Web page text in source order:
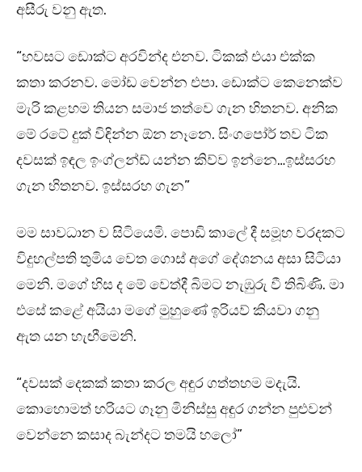
අසීරු වනු ඇත.
“හවසට ඩොක්ට අරවින්ද එනව. ටිකක් එයා එක්ක
කතා කරනව. මෝඩ වෙන්න එපා. ඩොක්ට කෙනෙක්ව
මැරි කළහම තියන සමාජ තත්වෙ ගැන හිතනව. අනික
මේ රටේ දුක් විඳින්න ඕන නෑනෙ. සිංගපෝර් තව ටික
දවසක් ඉඳල ඉංග්ලන්ඩ් යන්න කිව්ව ඉන්නෙ…ඉස්සරහ
ගැන හිතනව. ඉස්සරහ ගැන”
මම සාවධාන ව සිටියෙමි. පොඩි කාලේ දී සමූහ වරදකට
විදුහල්පති තුමිය වෙත ගොස් අගේ දේශනය අසා සිටියා
මෙනි. මගේ හිස ද මේ වෙත්දී බිමට නැඹුරු වී තිබිණි. මා
එසේ කළේ අයියා මගේ මුහුණේ ඉරියව් කියවා ගනු
ඇත යන හැඟීමෙනි.
“දවසක් දෙකක් කතා කරල අඳුර ගත්තහම මදැයි.
කොහොමත් හරියට ගෑනු මිනිස්සු අඳුර ගන්න පුළුවන්
වෙන්නෙ කසාද බැන්දට තමයි හලෝ”